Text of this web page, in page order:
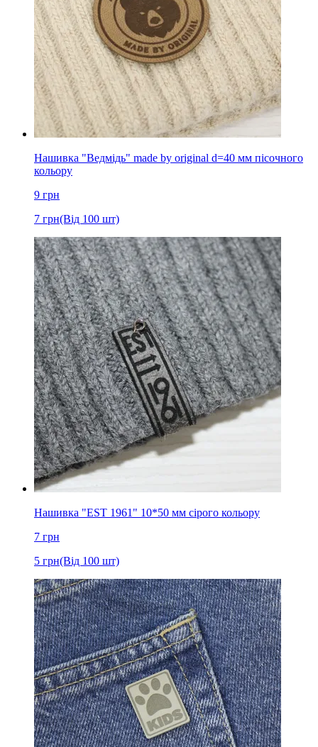
Нашивка "Ведмідь" made by original d=40 мм пісочного
кольору
9 грн
7 грн(Від 100 шт)
Нашивка "EST 1961" 10*50 мм сірого кольору
7 грн
5 грн(Від 100 шт)